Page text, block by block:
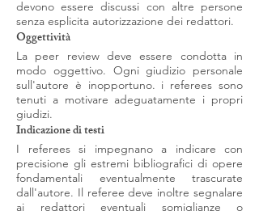
devono essere discussi con altre persone
senza esplicita autorizzazione dei redattori.
Oggettività
La peer review deve essere condotta in
modo oggettivo. Ogni giudizio personale
sull'autore è inopportuno. i referees sono
tenuti a motivare adeguatamente i propri
giudizi.
Indicazione di testi
I referees si impegnano a indicare con
precisione gli estremi bibliografici di opere
fondamentali eventualmente trascurate
dall'autore. Il referee deve inoltre segnalare
ai redattori eventuali somiglianze o